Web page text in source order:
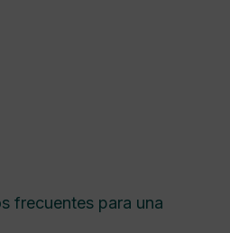
frecuentes para una